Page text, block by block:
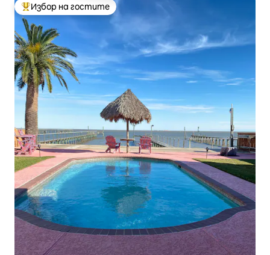
Най-популярен избор на гостите
Избор на гостите